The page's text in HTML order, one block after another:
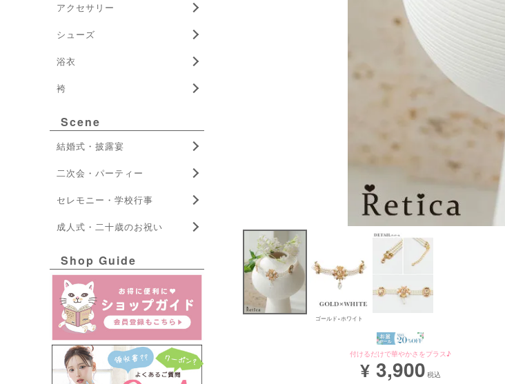
アクセサリー
シューズ
浴衣
袴
Scene
結婚式・披露宴
二次会・パーティー
セレモニー・学校行事
成人式・二十歳のお祝い
Shop Guide
ゴールド×ホワイト
付けるだけで華やかさをプラス♪
¥ 3,900 税込